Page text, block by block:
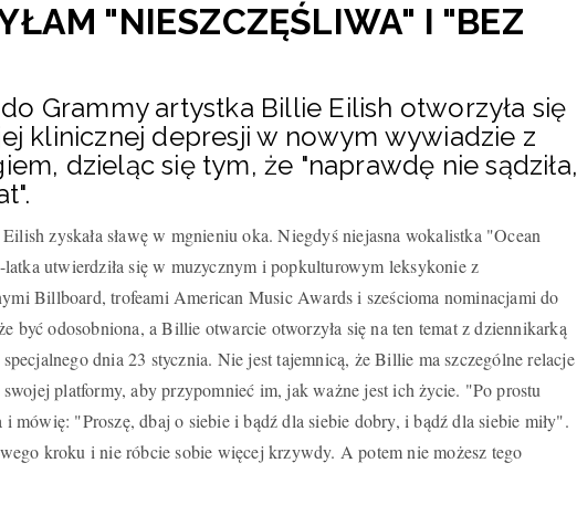
"NIESZCZĘŚLIWA" I "BEZ
Grammy artystka Billie Eilish otworzyła się
klinicznej depresji w nowym wywiadzie z
dzieląc się tym, że "naprawdę nie sądziła,
zyskała sławę w mgnieniu oka. Niegdyś niejasna wokalistka "Ocean
latka utwierdziła się w muzycznym i popkulturowym leksykonie z
Billboard, trofeami American Music Awards i sześcioma nominacjami do
być odosobniona, a Billie otwarcie otworzyła się na ten temat z dziennikarką
dnia 23 stycznia. Nie jest tajemnicą, że Billie ma szczególne relacje
platformy, aby przypomnieć im, jak ważne jest ich życie. "Po prostu
mówię: "Proszę, dbaj o siebie i bądź dla siebie dobry, i bądź dla siebie miły".
kroku i nie róbcie sobie więcej krzywdy. A potem nie możesz tego